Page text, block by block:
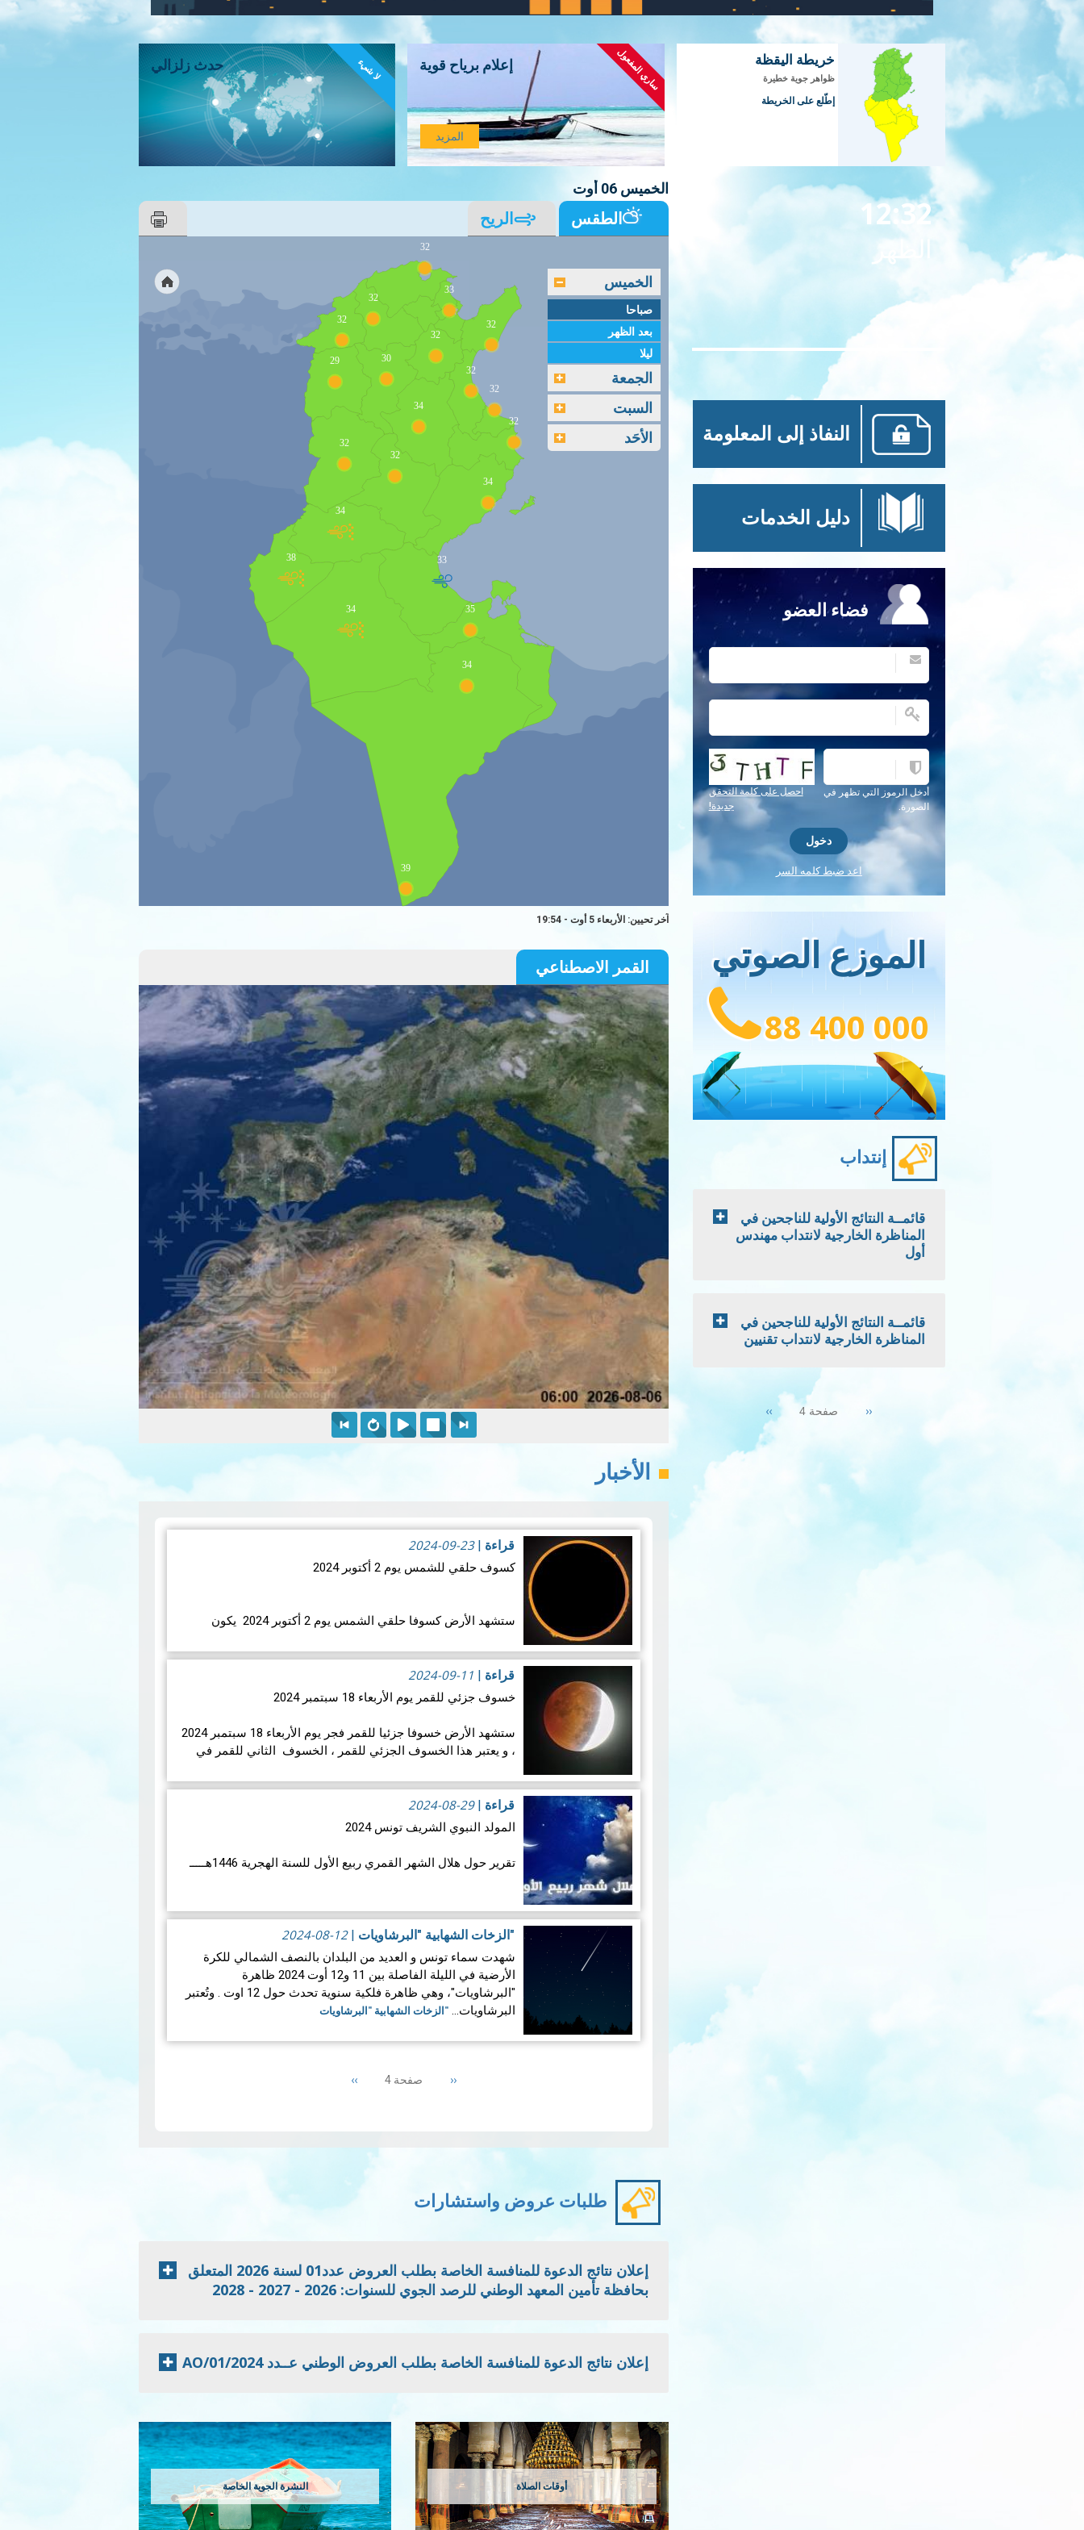
خريطة اليقظة
ظواهر جوية خطيرة
إطّلع على الخريطة
إعلام برياح قوية ساري المفعول
المزيد
حدث زلزالي لا شيء
الخميس 06 أوت
الطقس الريح
33
32
32
32
32
30
32
29
34
32
32
32
32
32
34
33
34
38
34 35
34
39
الخميس
صباحا
بعد الظهر
ليلا
الجمعة
السبت
الأحَد
آخر تحيين: الأربعاء 5 أوت - 19:54
القمر الاصطناعي
الأخبار
قراءة |
2024-09-23
كسوف حلقي للشمس يوم 2 أكتوبر 2024
ستشهد الأرض كسوفا حلقي الشمس يوم 2 أكتوبر 2024 يكون
بيير وميكلون. يُعد هذا الكسوف ال…قراءة المزيد
قراءة |
2024-09-11
خسوف جزئي للقمر يوم الأربعاء 18 سبتمبر 2024
ستشهد الأرض خسوفا جزئيا للقمر فجر يوم الأربعاء 18 سبتمبر 2024
، و يعتبر هذا الخسوف الجزئي للقمر ، الخسوف الثاني للقمر في
قراءة |
2024-08-29
المولد النبوي الشريف تونس 2024
تقرير حول هلال الشهر القمري ربيع الأول للسنة الهجرية 1446هـــــ
1.المعطيات الفلكية الخاصة بهلال ربيع الأول لسنـة 1446 هجـري
1.1 ​الإقتران الم… قراءة المزيد
"الزخات الشهابية "البرشاويات |
2024-08-12
شهدت سماء تونس و العديد من البلدان بالنصف الشمالي للكرة
الأرضية في الليلة الفاصلة بين 11 و12 أوت 2024 ظاهرة
"البرشاويات"، وهي ظاهرة فلكية سنوية تحدث حول 12 اوت . وتُعتبر
البرشاويات…"الزخات الشهابية "البرشاويات
Previous
‹‹ صفحة 4 Next
››
طلبات عروض واستشارات
إعلان نتائج الدعوة للمنافسة الخاصة بطلب العروض عدد01 لسنة 2026 المتعلق
بحافظة تأمين المعهد الوطني للرصد الجوي للسنوات: 2026 - 2027 - 2028
إعلان نتائج الدعوة للمنافسة الخاصة بطلب العروض الوطني عــدد 2024/AO/01
النشرة الجوية الخاصة أوقات الصلاة
12:32
الظهر
النفاذ إلى المعلومة
دليل الخدمات
فضاء العضو
أدخل الرموز التي تظهر في
الصورة.
احصل على كلمة التحقق
جديدة!
اعد ضبط كلمه السر
الموزع الصوتي
88 400 000
إنتداب
قائمــة النتائج الأولية للناجحين في
المناظرة الخارجية لانتداب مهندس
أول
قائمــة النتائج الأولية للناجحين في
المناظرة الخارجية لانتداب تقنيين
Previous
‹‹ صفحة 4 Next
page
››